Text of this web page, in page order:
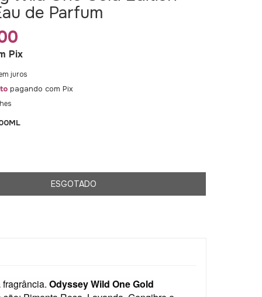
de Parfum
Pix
juros
pagando com Pix
Odyssey Wild One Gold